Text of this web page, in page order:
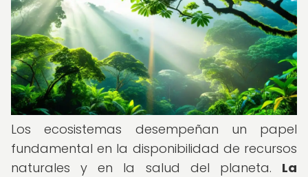
Los ecosistemas desempeñan un papel
fundamental en la disponibilidad de recursos
naturales y en la salud del planeta. La